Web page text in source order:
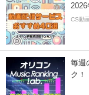
CS動
毎週
ク！